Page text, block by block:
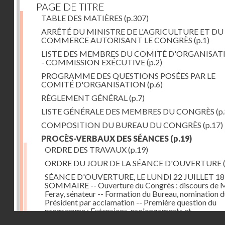
PAGE DE TITRE
TABLE DES MATIÈRES (p.307)
ARRÊTÉ DU MINISTRE DE L'AGRICULTURE ET DU
COMMERCE AUTORISANT LE CONGRÈS (p.1)
LISTE DES MEMBRES DU COMITÉ
- COMMISSION EXÉCUTIVE(p.2)
PROGRAMME DES QUESTIONS POSÉES PAR LE
COMITÉ D'ORGANISATION (p.6)
RÈGLEMENT GÉNÉRAL (p.7)
LISTE GÉNÉRALE DES MEMBRES DU CONGRÈS
COMPOSITION DU BUREAU DU CONGRÈS (p.17)
PROCÈS-VERBAUX DES SÉANCES (p.19)
ORDRE DES TRAVAUX(p.19)
ORDRE DU JOUR DE LA SÉANCE D'OUVERTURE
SÉANCE D'OUVERTURE, LE LUNDI 22 JUILLET
SOMMAIRE -- Ouverture du Congrès : discours de
Feray, sénateur -- Formation du Bureau, nomination
Président par acclamation -- Première question du
programme : Extensions, prolongements et